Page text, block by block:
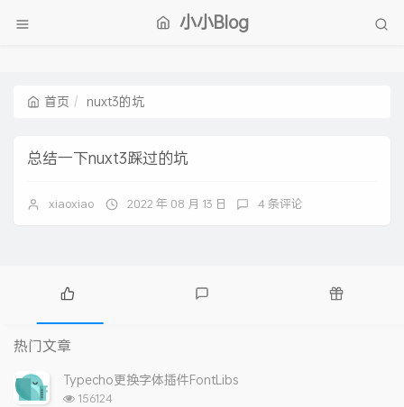
小小Blog
首页 nuxt3的坑
总结一下nuxt3踩过的坑
xiaoxiao 2022 年 08 月 13 日 4 条评论
热
门
文
章
论
热门文章
Typecho更换字体插件FontLibs
浏
156124